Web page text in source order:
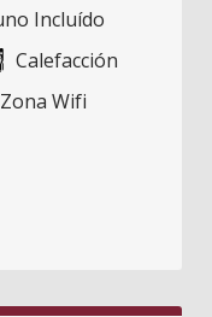
Incluído
Calefacción
Zona Wifi